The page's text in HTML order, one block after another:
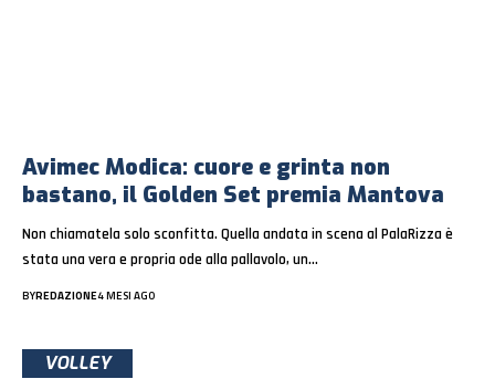
Avimec Modica: cuore e grinta non
bastano, il Golden Set premia Mantova
Non chiamatela solo sconfitta. Quella andata in scena al PalaRizza è
stata una vera e propria ode alla pallavolo, un…
BYREDAZIONE4 MESI AGO
VOLLEY